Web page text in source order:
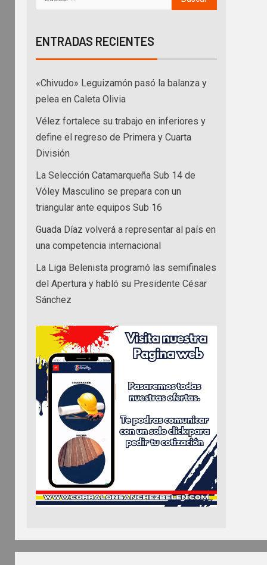
ENTRADAS RECIENTES
«Chivudo» Leguizamón pasó la balanza y
pelea en Caleta Olivia
Vélez fortalece su trabajo en inferiores y
define el regreso de Primera y Cuarta
División
La Selección Catamarqueña Sub 14 de
Vóley Masculino se prepara con un
triangular ante equipos Sub 16
Guada Díaz volverá a representar al país en
una competencia internacional
La Liga Belenista programó las semifinales
del Apertura y habló su Presidente César
Sánchez